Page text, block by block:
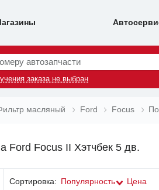
автозапчасти
заказа не выбран
масляный Ford Focus
Ford Focus II Хэтчбек 5 дв.
Сортировка: Популярность Цена